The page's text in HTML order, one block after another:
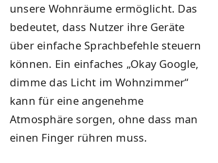
unsere Wohnräume ermöglicht. Das‍
bedeutet, dass Nutzer ihre Geräte
über einfache‌ Sprachbefehle steuern‍
können. Ein einfaches‌ „Okay Google,
dimme‌ das Licht im Wohnzimmer“
kann für eine‍ angenehme
Atmosphäre‌ sorgen,⁢ ohne dass man
einen Finger rühren‍ muss.